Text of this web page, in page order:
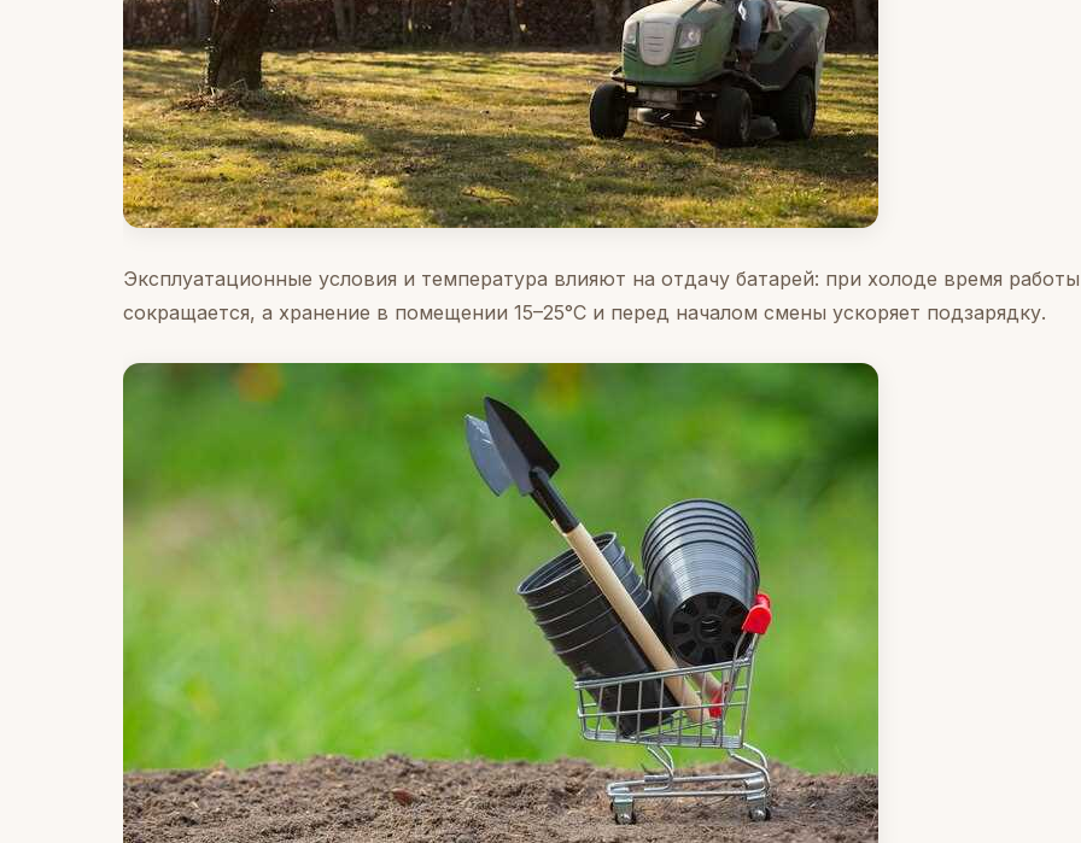
Эксплуатационные условия и температура влияют на отдачу батарей: при холоде время работы
сокращается, а хранение в помещении 15–25°C и перед началом смены ускоряет подзарядку.